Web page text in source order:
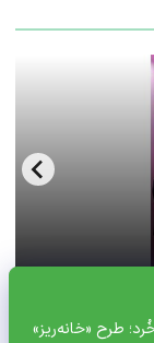
طرح «خانه‌ریز»